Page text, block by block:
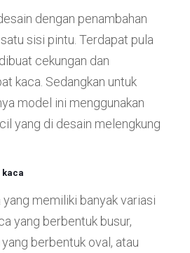
dengan penambahan
sisi pintu. Terdapat pula
cekungan dan
kaca. Sedangkan untuk
model ini menggunakan
yang di desain melengkung
kaca
memiliki banyak variasi
yang berbentuk busur,
berbentuk oval, atau